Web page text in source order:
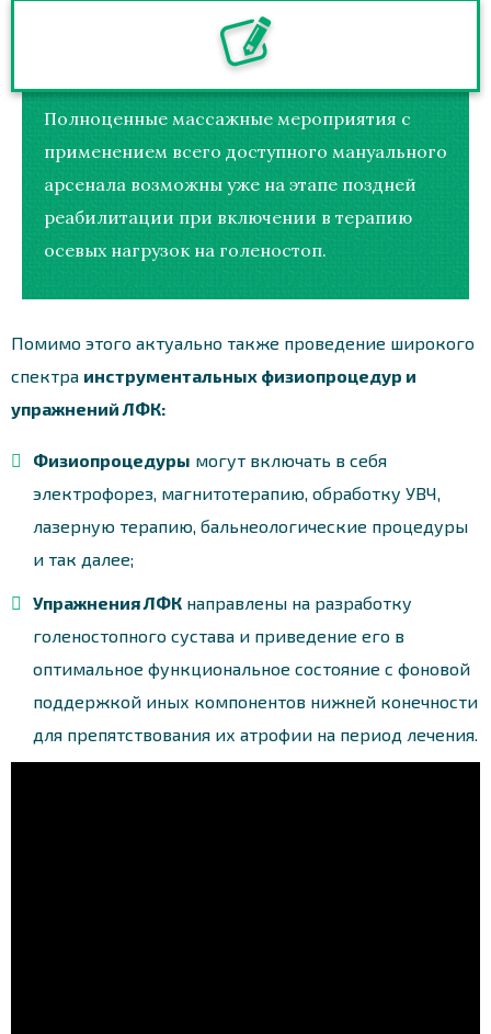
Полноценные массажные мероприятия с
применением всего доступного мануального
арсенала возможны уже на этапе поздней
реабилитации при включении в терапию
осевых нагрузок на голеностоп.
Помимо этого актуально также проведение широкого
спектра инструментальных физиопроцедур и
упражнений ЛФК:
Физиопроцедуры могут включать в себя
электрофорез, магнитотерапию, обработку УВЧ,
лазерную терапию, бальнеологические процедуры
и так далее;
Упражнения ЛФК направлены на разработку
голеностопного сустава и приведение его в
оптимальное функциональное состояние с фоновой
поддержкой иных компонентов нижней конечности
для препятствования их атрофии на период лечения.